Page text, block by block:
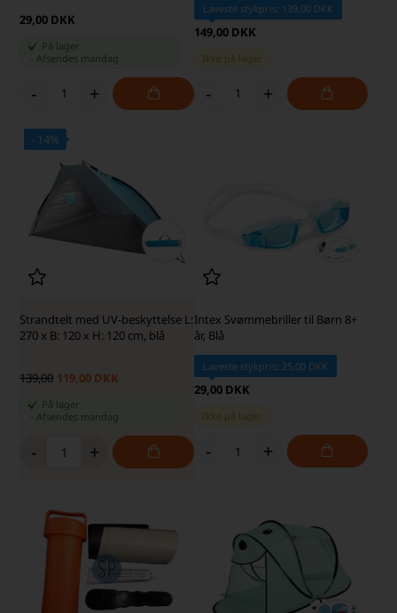
29,00 DKK
På lager
Afsendes mandag
- +
Laveste stykpris: 139,00 DKK
149,00 DKK
Ikke på lager
- +
- 14%
Strandtelt med UV-beskyttelse L:
270 x B: 120 x H: 120 cm, blå
139,00 119,00 DKK
På lager
-Afsendes mandag
- +
Intex Svømmebriller til Børn 8+
år, Blå
Laveste stykpris: 25,00 DKK
29,00 DKK
Ikke på lager
- +